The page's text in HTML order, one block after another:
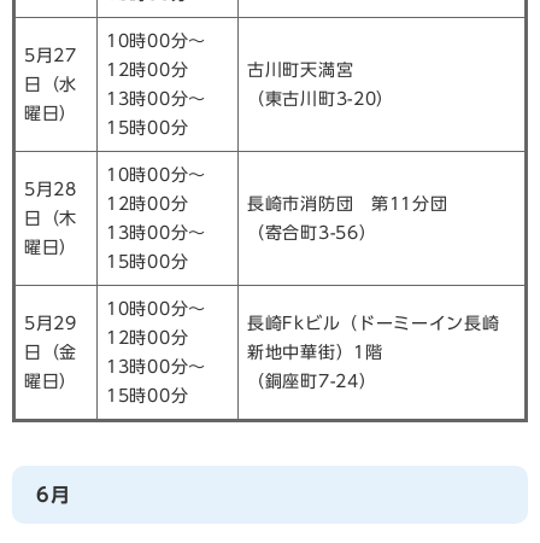
5月27
日（水
曜日）
10時00分～
12時00分
13時00分～
15時00分
古川町天満宮
（東古川町3-20）
5月28
日（木
曜日）
10時00分～
12時00分
13時00分～
15時00分
長崎市消防団 第11分団
（寄合町3-56）
5月29
日（金
曜日）
10時00分～
12時00分
13時00分～
15時00分
長崎Fkビル（ドーミーイン長崎
新地中華街）1階
（銅座町7-24）
6月